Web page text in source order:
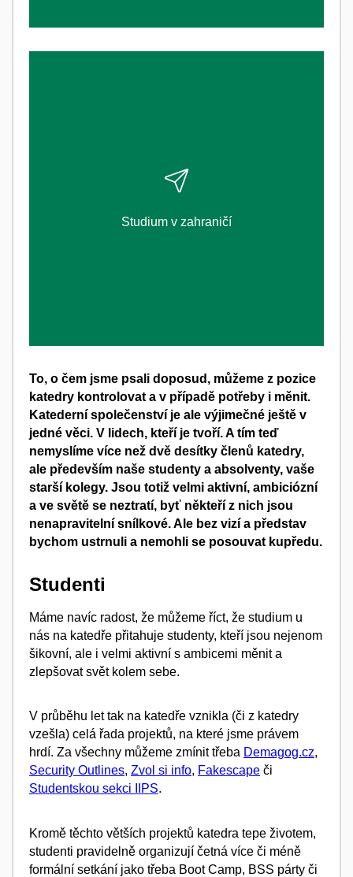
Studium v zahraničí
ZJISTI VÍCE
To, o čem jsme psali doposud, můžeme z pozice
katedry kontrolovat a v případě potřeby i měnit.
Katederní společenství je ale výjimečné ještě v
jedné věci. V lidech, kteří je tvoří. A tím teď
nemyslíme více než dvě desítky členů katedry,
ale především naše studenty a absolventy, vaše
starší kolegy. Jsou totiž velmi aktivní, ambiciózní
a ve světě se neztratí, byť někteří z nich jsou
nenapravitelní snílkové. Ale bez vizí a představ
bychom ustrnuli a nemohli se posouvat kupředu.
Studenti
Máme navíc radost, že můžeme říct, že studium u
nás na katedře přitahuje studenty, kteří jsou nejenom
šikovní, ale i velmi aktivní s ambicemi měnit a
zlepšovat svět kolem sebe.
V průběhu let tak na katedře vznikla (či z katedry
vzešla) celá řada projektů, na které jsme právem
hrdí. Za všechny můžeme zmínit třeba Demagog.cz,
Security Outlines, Zvol si info, Fakescape či
Studentskou sekci IIPS.
Kromě těchto větších projektů katedra tepe životem,
studenti pravidelně organizují četná více či méně
formální setkání jako třeba Boot Camp, BSS párty či